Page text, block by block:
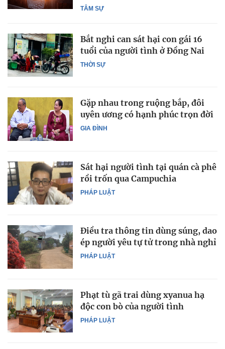
TÂM SỰ
THỜI SỰ
Bắt nghi can sát hại con gái 16
tuổi của người tình ở Đồng Nai
GIA ĐÌNH
Gặp nhau trong ruộng bắp, đôi
uyên ương có hạnh phúc trọn đời
PHÁP LUẬT
Sát hại người tình tại quán cà phê
rồi trốn qua Campuchia
PHÁP LUẬT
Điều tra thông tin dùng súng, dao
ép người yêu tự tử trong nhà nghỉ
PHÁP LUẬT
Phạt tù gã trai dùng xyanua hạ
độc con bò của người tình